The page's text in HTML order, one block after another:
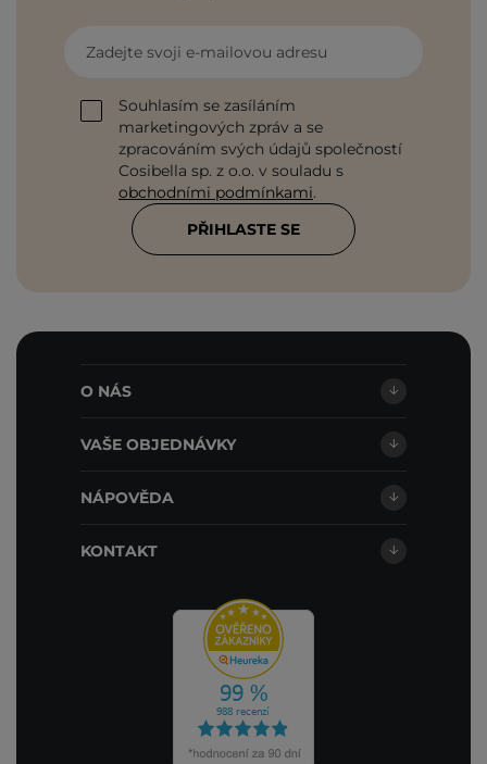
Zadejte svoji e-mailovou adresu
Souhlasím se zasíláním
marketingových zpráv a se
zpracováním svých údajů společností
Cosibella sp. z o.o. v souladu s
obchodními podmínkami.
PŘIHLASTE SE
O NÁS
VAŠE OBJEDNÁVKY
NÁPOVĚDA
KONTAKT